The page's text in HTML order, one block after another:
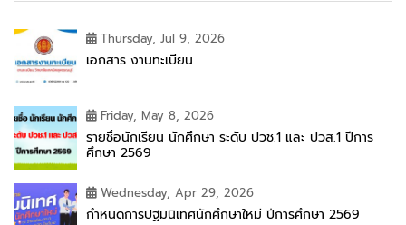
Thursday, Jul 9, 2026
เอกสาร งานทะเบียน
Friday, May 8, 2026
รายชื่อนักเรียน นักศึกษา ระดับ ปวช.1 และ ปวส.1 ปีการ
ศึกษา 2569
Wednesday, Apr 29, 2026
กำหนดการปฐมนิเทศนักศึกษาใหม่ ปีการศึกษา 2569